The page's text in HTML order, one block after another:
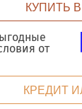
КУПИТЬ
от
КРЕДИТ